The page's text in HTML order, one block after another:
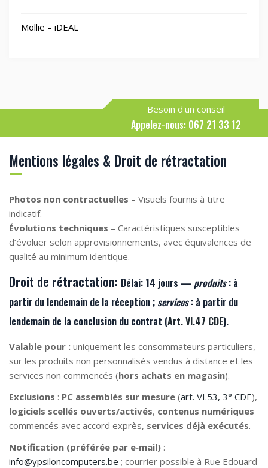
Mollie – iDEAL
Besoin d'un conseil
Appelez-nous: 067 21 33 12
Mentions légales & Droit de rétractation
Photos non contractuelles – Visuels fournis à titre
indicatif.
Évolutions techniques – Caractéristiques susceptibles
d’évoluer selon approvisionnements, avec équivalences de
qualité au minimum identique.
Droit de rétractation: Délai: 14 jours — produits: à
partir du lendemain de la réception ; services: à partir du
lendemain de la conclusion du contrat (Art. VI.47 CDE).
Valable pour : uniquement les consommateurs particuliers,
sur les produits non personnalisés vendus à distance et les
services non commencés (hors achats en magasin).
Exclusions : PC assemblés sur mesure (art. VI.53, 3° CDE),
logiciels scellés ouverts/activés, contenus numériques
commencés avec accord exprès, services déjà exécutés.
Notification (préférée par e‑mail) :
info@ypsiloncomputers.be ; courrier possible à Rue Edouard